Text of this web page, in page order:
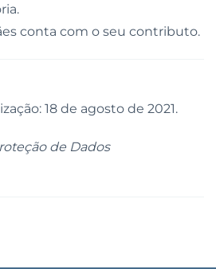
conta com o seu contributo.
18 de agosto de 2021.
de Dados